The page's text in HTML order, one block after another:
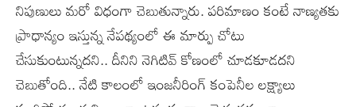
నిపుణులు మరో విధంగా చెబుతున్నారు. పరిమాణం కంటే నాణ్యతకు
ప్రాధాన్యం ఇస్తున్న నేపథ్యంలో ఈ మార్పు చోటు
చేసుకుంటున్నదని.. దీనిని నెగిటివ్ కోణంలో చూడకూడదని
చెబుతోంది.. నేటి కాలంలో ఇంజనీరింగ్ కంపెనీల లక్ష్యాలు